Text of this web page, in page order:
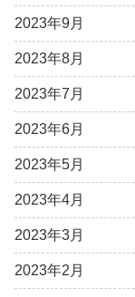
2023年9月
2023年8月
2023年7月
2023年6月
2023年5月
2023年4月
2023年3月
2023年2月